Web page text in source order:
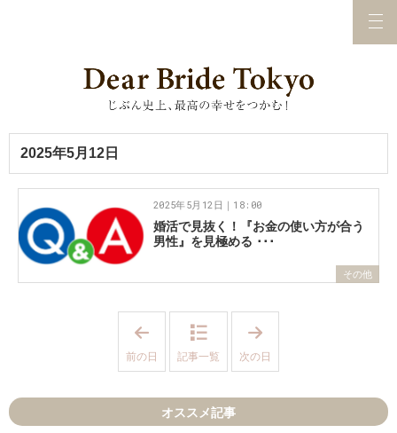
2025年5月12日
その他
婚活で見抜く！『お金の使い方が合う
男性』を見極める ･･･
2025年5月12日｜18:00
5
5
月
1
前の日 記事一覧
5
5
1
次の日
オススメ記事